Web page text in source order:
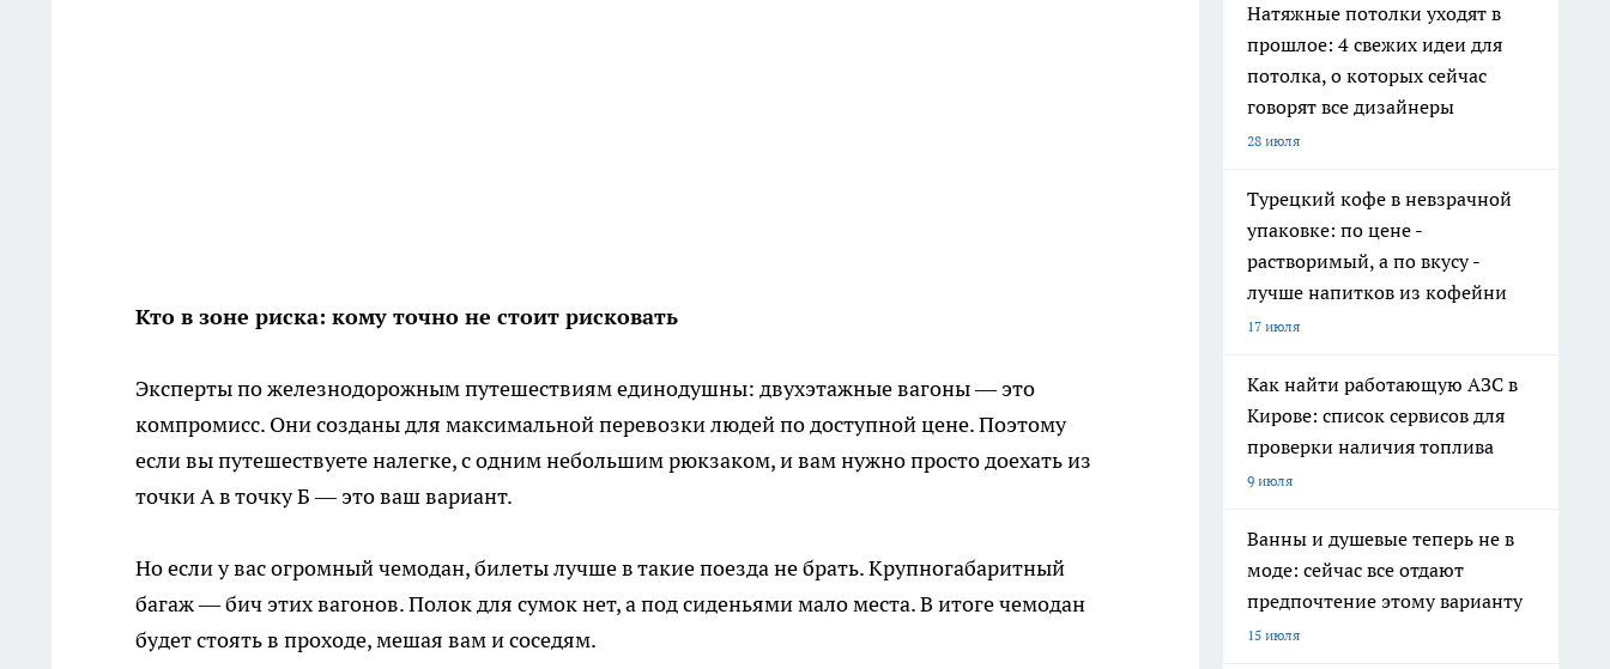
Кто в зоне риска: кому точно не стоит рисковать
Эксперты по железнодорожным путешествиям единодушны: двухэтажные вагоны — это
компромисс. Они созданы для максимальной перевозки людей по доступной цене. Поэтому
если вы путешествуете налегке, с одним небольшим рюкзаком, и вам нужно просто доехать из
точки А в точку Б — это ваш вариант.
Но если у вас огромный чемодан, билеты лучше в такие поезда не брать. Крупногабаритный
багаж — бич этих вагонов. Полок для сумок нет, а под сиденьями мало места. В итоге чемодан
будет стоять в проходе, мешая вам и соседям.
Натяжные потолки уходят в
прошлое: 4 свежих идеи для
потолка, о которых сейчас
говорят все дизайнеры
28 июля
Турецкий кофе в невзрачной
упаковке: по цене -
растворимый, а по вкусу -
лучше напитков из кофейни
17 июля
Как найти работающую АЗС в
Кирове: список сервисов для
проверки наличия топлива
9 июля
Ванны и душевые теперь не в
моде: сейчас все отдают
предпочтение этому варианту
15 июля